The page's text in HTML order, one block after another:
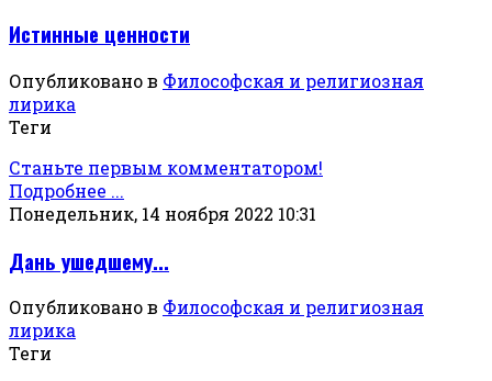
Истинные ценности
Опубликовано в Философская и религиозная
лирика
Теги
Станьте первым комментатором!
Подробнее ...
Понедельник, 14 ноября 2022 10:31
Дань ушедшему...
Опубликовано в Философская и религиозная
лирика
Теги